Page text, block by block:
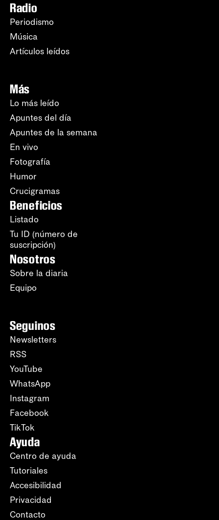
Radio
Periodismo
Música
Artículos leídos
Más
Lo más leído
Apuntes del día
Apuntes de la semana
En vivo
Fotografía
Humor
Crucigramas
Beneficios
Listado
Tu ID (número de
suscripción)
Nosotros
Sobre la diaria
Equipo
Seguinos
Newsletters
RSS
YouTube
WhatsApp
Instagram
Facebook
TikTok
Ayuda
Centro de ayuda
Tutoriales
Accesibilidad
Privacidad
Contacto